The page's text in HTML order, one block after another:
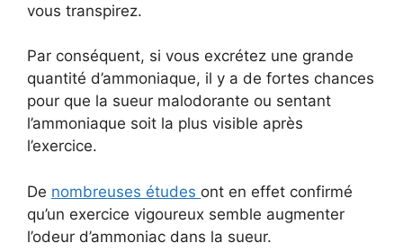
vous transpirez.
Par conséquent, si vous excrétez une grande
quantité d’ammoniaque, il y a de fortes chances
pour que la sueur malodorante ou sentant
l’ammoniaque soit la plus visible après
l’exercice.
De nombreuses études ont en effet confirmé
qu’un exercice vigoureux semble augmenter
l’odeur d’ammoniac dans la sueur.